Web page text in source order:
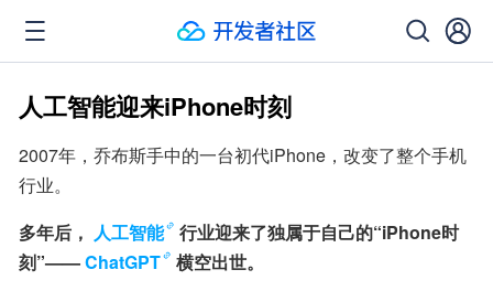
人工智能迎来iPhone时刻
2007年，乔布斯手中的一台初代iPhone，改变了整个手机
行业。
多年后， 人工智能
行业迎来了独属于自己的“iPhone时
刻”——ChatGPT 横空出世。